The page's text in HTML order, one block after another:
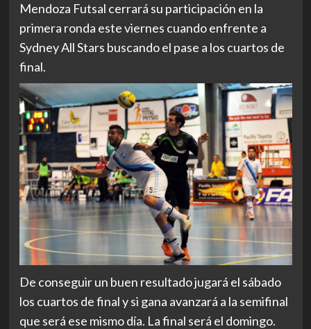
Mendoza Futsal cerrará su participación en la
primera ronda este viernes cuando enfrente a
Sydney All Stars buscando el pase a los cuartos de
final.
De conseguir un buen resultado jugará el sábado
los cuartos de final y si gana avanzará a la semifinal
que será ese mismo día. La final será el domingo.